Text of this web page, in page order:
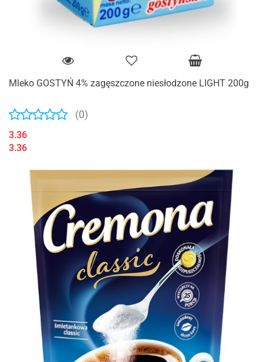
Mleko GOSTYŃ 4% zagęszczone niesłodzone LIGHT 200g
(0)
3.36
3.36